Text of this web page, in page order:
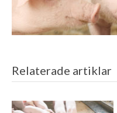
Relaterade artiklar